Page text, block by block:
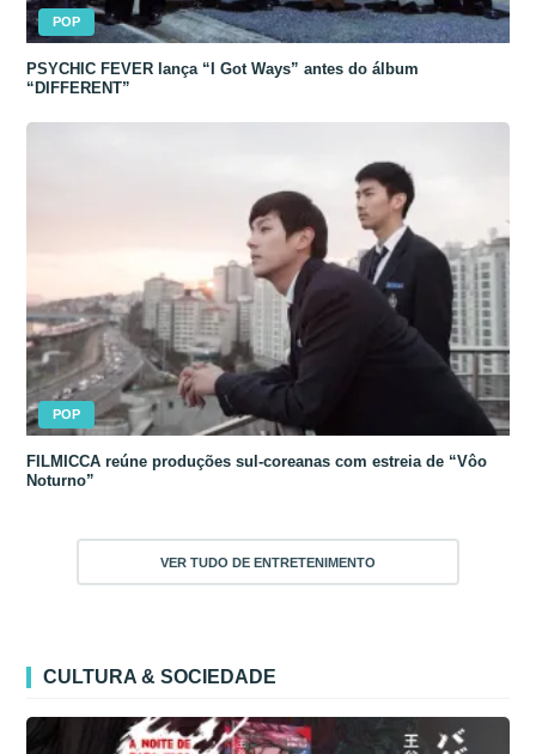
POP
PSYCHIC FEVER lança “I Got Ways” antes do álbum
“DIFFERENT”
POP
FILMICCA reúne produções sul-coreanas com estreia de “Vôo
Noturno”
VER TUDO DE ENTRETENIMENTO
CULTURA & SOCIEDADE